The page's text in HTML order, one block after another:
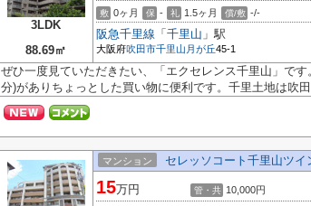
3LDK
88.69㎡
敷 0ヶ月 保 - 礼 1.5ヶ月 償/敷 -/-
阪急千里線 「 千里山 」駅
大阪府吹田市千里山月が丘45-1
ぜひ一度見ていただきたい、「エクセレンス千里山」で
分)がありちょっとした買い物に便利です。千里土地は吹
マンション セレッソコート千里山ツイ
15万円 管・共 10,000円